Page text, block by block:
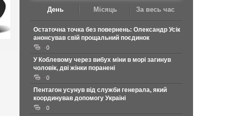
День Місяць За весь час
Остаточна точка без повернень: Олександр Усік
анонсував свій прощальний поєдинок
0
У Коблевому через вибух міни в морі загинув
чоловік, дві жінки поранені
0
Пентагон усунув від служби генерала, який
координував допомогу Україні
0